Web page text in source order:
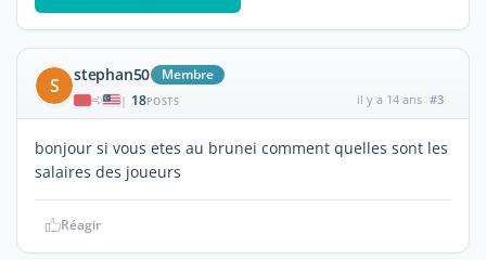
S stephan50 Membre
| 18POSTS il y a 14 ans #3
bonjour si vous etes au brunei comment quelles sont les
salaires des joueurs
Réagir